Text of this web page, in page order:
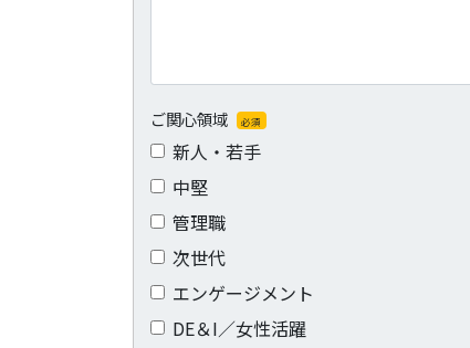
ご関心領域 必須
新人・若手
中堅
管理職
次世代
エンゲージメント
DE＆I／女性活躍